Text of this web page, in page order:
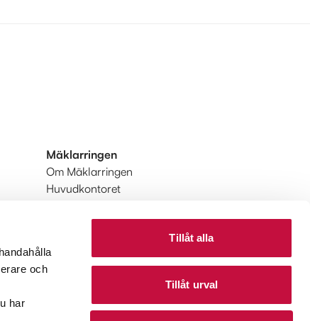
och
har
Tillåt alla
Tillåt urval
Mäklarringen
Om Mäklarringen
Huvudkontoret
Användarvillkor
Upptäck Mäklarringen Utland